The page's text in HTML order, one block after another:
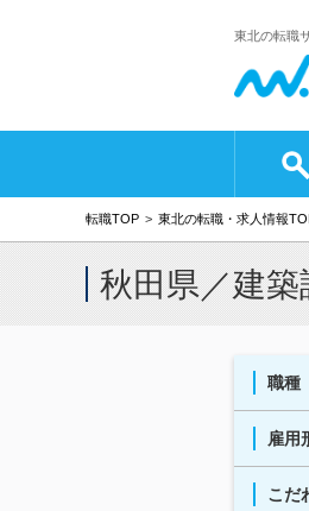
東北の転職
転職TOP 東北の転職・求人情報
秋田県／建
職種
雇用
こだ